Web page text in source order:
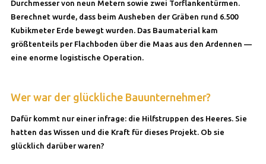
Durchmesser von neun Metern sowie zwei Torflankentürmen.
Berechnet wurde, dass beim Ausheben der Gräben rund 6.500
Kubikmeter Erde bewegt wurden. Das Baumaterial kam
größtenteils per Flachboden über die Maas aus den Ardennen —
eine enorme logistische Operation.
Wer war der glückliche Bauunternehmer?
Dafür kommt nur einer infrage: die Hilfstruppen des Heeres. Sie
hatten das Wissen und die Kraft für dieses Projekt. Ob sie
glücklich darüber waren?